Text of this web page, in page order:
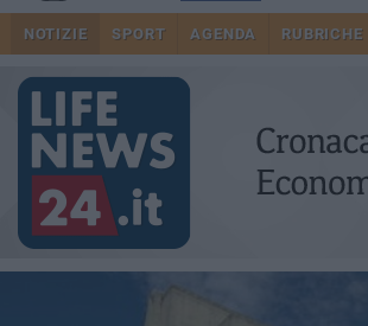
NOTIZIE SPORT AGENDA RUBRICHE